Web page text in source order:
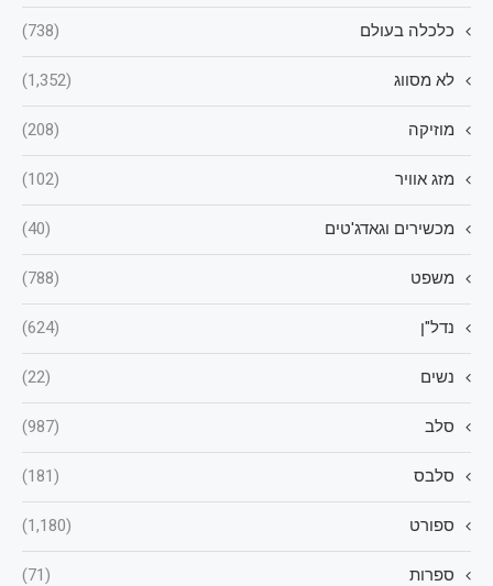
כלכלה בעולם (738)
לא מסווג (1,352)
מוזיקה (208)
מזג אוויר (102)
מכשירים וגאדג'טים (40)
משפט (788)
נדל"ן (624)
נשים (22)
סלב (987)
סלבס (181)
ספורט (1,180)
ספרות (71)